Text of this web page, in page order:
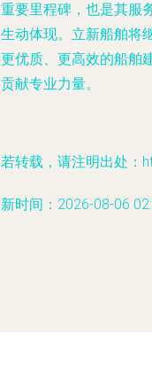
要里程碑，也是其服
动体现。立新船舶将
优质、更高效的船舶
献专业力量。
转载，请注明出处：
时间：2026-08-06